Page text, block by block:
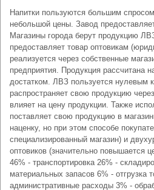
Напитки пользуются большим
небольшой цены. Завод
Магазины города берут продукцию
предоставляет товар оптовикам
реализуется через собственные
предприятия. Продукция рассчитана
достатком. ЛВЗ пользуется нулевым
распространяет свою продукцию
влияет на цену продукции. Также
поставляет свою продукцию в
наценку, но при этом способе
специализированный магазин) и
оптовиков (значительно повышается
46% - транспортировка 26% -
материальных запасов 6% - отгрузка
административные расходы 3% -